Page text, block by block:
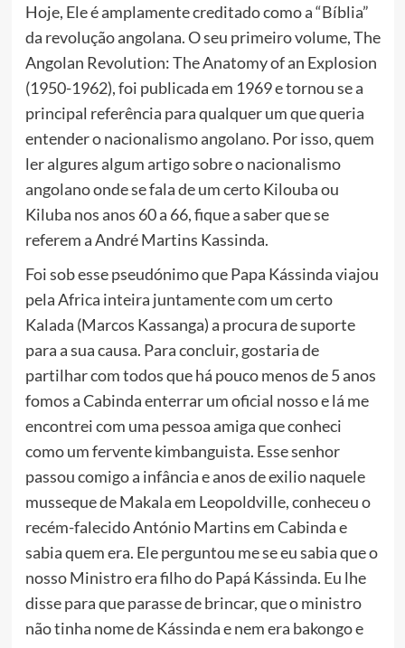
Hoje, Ele é amplamente creditado como a “Bíblia”
da revolução angolana. O seu primeiro volume, The
Angolan Revolution: The Anatomy of an Explosion
(1950-1962), foi publicada em 1969 e tornou se a
principal referência para qualquer um que queria
entender o nacionalismo angolano. Por isso, quem
ler algures algum artigo sobre o nacionalismo
angolano onde se fala de um certo Kilouba ou
Kiluba nos anos 60 a 66, fique a saber que se
referem a André Martins Kassinda.
Foi sob esse pseudónimo que Papa Kássinda viajou
pela Africa inteira juntamente com um certo
Kalada (Marcos Kassanga) a procura de suporte
para a sua causa. Para concluir, gostaria de
partilhar com todos que há pouco menos de 5 anos
fomos a Cabinda enterrar um oficial nosso e lá me
encontrei com uma pessoa amiga que conheci
como um fervente kimbanguista. Esse senhor
passou comigo a infância e anos de exilio naquele
musseque de Makala em Leopoldville, conheceu o
recém-falecido António Martins em Cabinda e
sabia quem era. Ele perguntou me se eu sabia que o
nosso Ministro era filho do Papá Kássinda. Eu lhe
disse para que parasse de brincar, que o ministro
não tinha nome de Kássinda e nem era bakongo e